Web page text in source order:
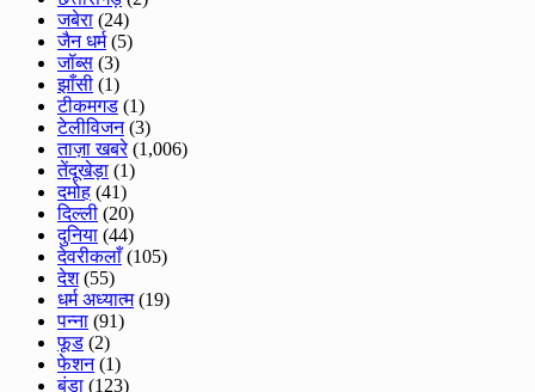
जबेरा (24)
जैन धर्म(5)
जॉब्स (3)
झाँसी (1)
टीकमगड (1)
टेलीविजन(3)
ताज़ा खबरे(1,006)
तेंदूखेड़ा (1)
दमोह (41)
दिल्ली (20)
दुनिया (44)
देवरीकलाँ(105)
देश(55)
धर्म अध्यात्म(19)
पन्ना (91)
फूड (2)
फेशन(1)
बंडा (123)